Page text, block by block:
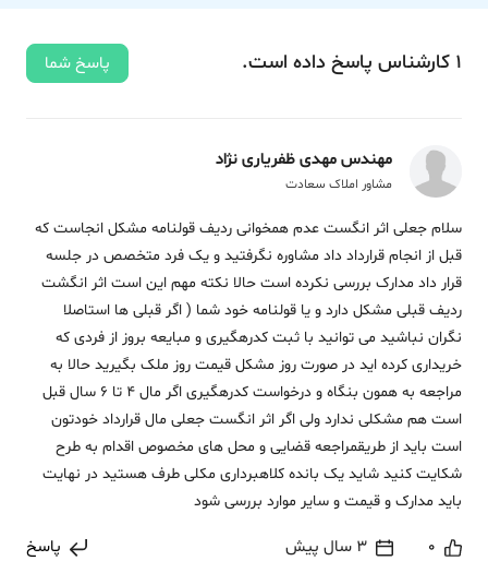
1 کارشناس پاسخ داده‌ است. پاسخ شما
مهندس مهدی ظفریاری نژاد
مشاور املاک سعادت
سلام جعلی اثر انگست عدم همخوانی ردیف قولنامه مشکل انجاست که
قبل از انجام قرارداد داد مشاوره نگرفتید و یک فرد متخصص در جلسه
قرار داد مدارک بررسی نکرده است حالا نکته مهم این است اثر انگشت
ردیف قبلی مشکل دارد و یا قولنامه خود شما ( اگر قبلی ها استاصلا
نگران نباشید می توانید با ثبت کدرهگیری و مبایعه بروز از فردی که
خریداری کرده اید در صورت روز مشکل قیمت روز ملک بگیرید حالا به
مراجعه به همون بنگاه و درخواست کدرهگیری اگر مال 4 تا 6 سال قبل
است هم مشکلی ندارد ولی اگر اثر انگست جعلی مال قرارداد خودتون
است باید از طریقمراجعه قضایی و محل های مخصوص اقدام به طرح
شکایت کنید شاید یک بانده کلاهبرداری مکلی طرف هستید در نهایت
باید مدارک و قیمت و سایر موارد بررسی شود
0 3 سال پیش پاسخ